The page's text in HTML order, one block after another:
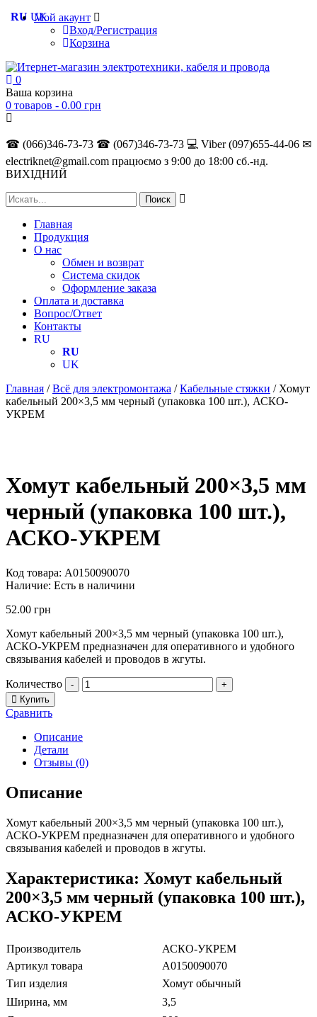
Мой акаунт
Вход/Регистрация
Корзина
0
Ваша корзина
0 товаров - 0.00 грн
☎ (066)346-73-73 ☎ (067)346-73-73 💻 Viber (097)655-44-06 ✉
electriknet@gmail.com працюємо з 9:00 до 18:00 сб.-нд.
ВИХІДНИЙ
Главная
Продукция
О нас
Обмен и возврат
Система скидок
Оформление заказа
Оплата и доставка
Вопрос/Ответ
Контакты
RU
RU
UK
Главная /Всё для электромонтажа /Кабельные стяжки / Хомут
кабельный 200×3,5 мм черный (упаковка 100 шт.), АСКО-
УКРЕМ
Хомут кабельный 200×3,5 мм
черный (упаковка 100 шт.),
АСКО-УКРЕМ
Код товара: A0150090070
Наличие: Есть в наличини
52.00 грн
Хомут кабельный 200×3,5 мм черный (упаковка 100 шт.),
АСКО-УКРЕМ предназначен для оперативного и удобного
связывания кабелей и проводов в жгуты.
Количество -
+
Купить
Сравнить
Описание
Детали
Отзывы (0)
Описание
Хомут кабельный 200×3,5 мм черный (упаковка 100 шт.),
АСКО-УКРЕМ предназначен для оперативного и удобного
связывания кабелей и проводов в жгуты.
Характеристика: Хомут кабельный
200×3,5 мм черный (упаковка 100 шт.),
АСКО-УКРЕМ
Производитель
АСКО-УКРЕМ
Артикул товара
A0150090070
Тип изделия
Хомут обычный
Ширина, мм
3,5
RU UK